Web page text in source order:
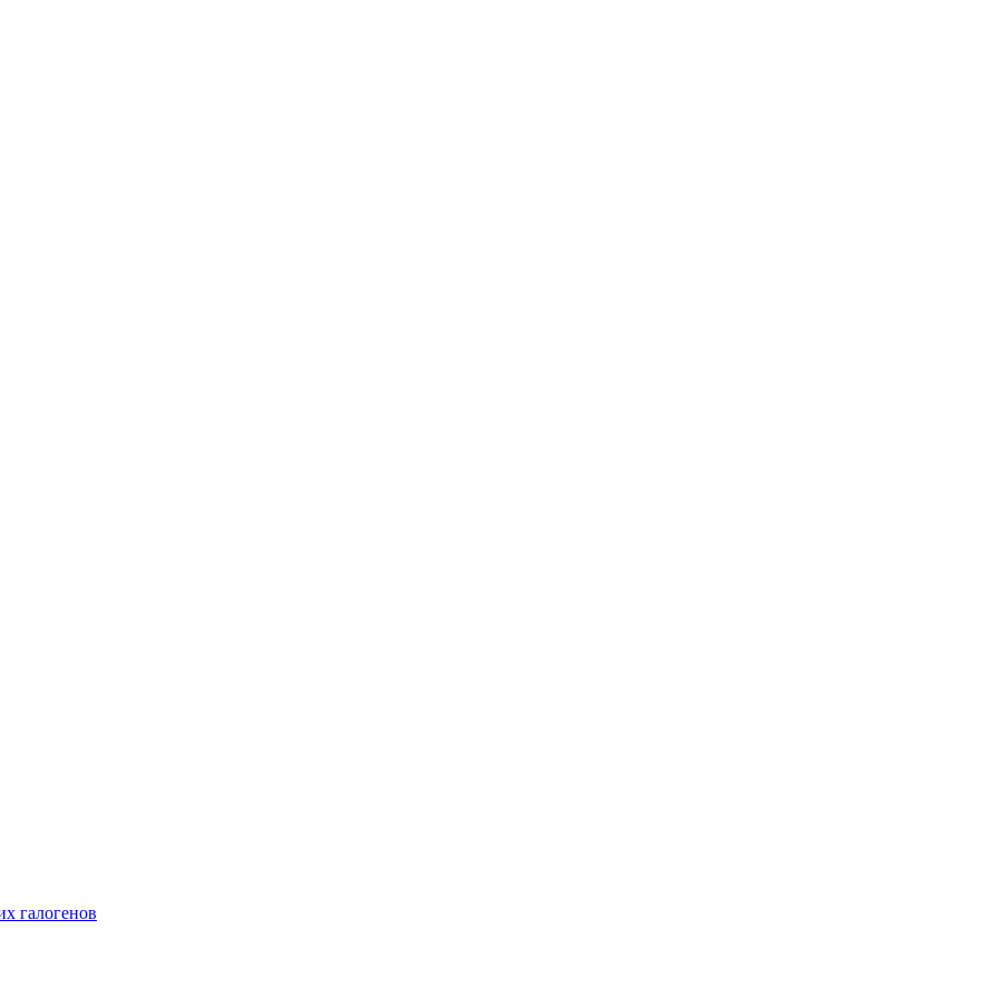
галогенов